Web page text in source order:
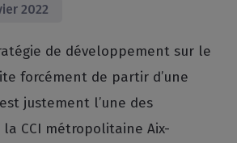
2022
de développement sur le
forcément de partir d’une
justement l’une des
CCI métropolitaine Aix-